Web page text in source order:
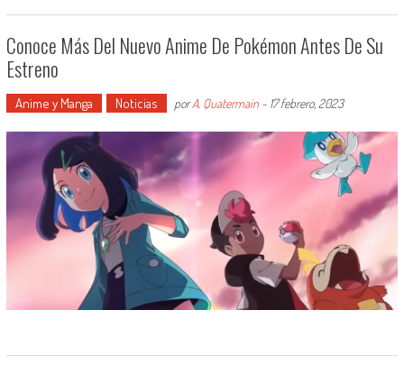
Conoce Más Del Nuevo Anime De Pokémon Antes De Su
Estreno
Anime y Manga Noticias porA. Quatermain- 17 febrero, 2023